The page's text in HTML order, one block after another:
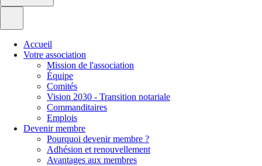
Accueil
Votre association
Mission de l'association
Équipe
Comités
Vision 2030 - Transition notariale
Commanditaires
Emplois
Devenir membre
Pourquoi devenir membre ?
Adhésion et renouvellement
Avantages aux membres